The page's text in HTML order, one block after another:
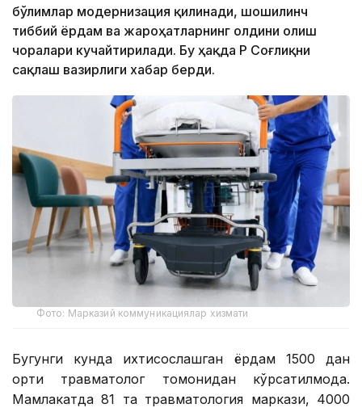
бўлимлар модернизация қилинади, шошилинч
тиббий ёрдам ва жароҳатларнинг олдини олиш
чоралари кучайтирилади. Бу ҳақда ҚР Соғлиқни
сақлаш вазирлиги хабар берди.
Фото: Марказий коммуникациялар хизмати
Бугунги кунда ихтисослашган ёрдам 1500 дан
ортиқ травматолог томонидан кўрсатилмоқда.
Мамлакатда 81 та травматология маркази, 4000